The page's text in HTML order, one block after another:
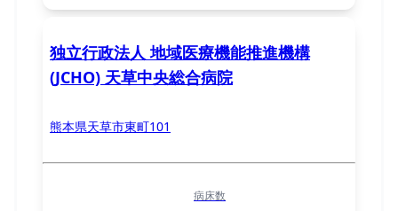
独立行政法人 地域医療機能推進機構
(JCHO) 天草中央総合病院
熊本県天草市東町101
病床数